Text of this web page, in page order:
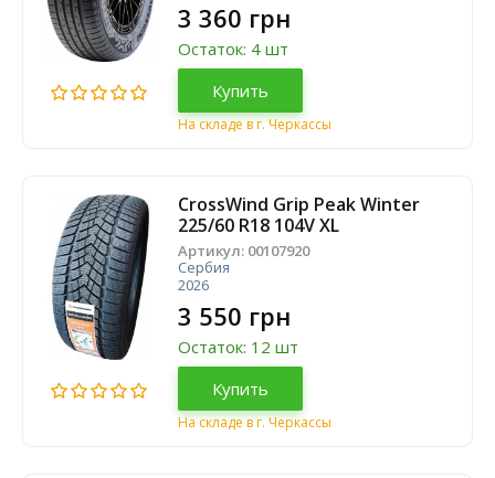
3 360 грн
Остаток: 4 шт
Купить
На складе в г. Черкассы
CrossWind Grip Peak Winter
225/60 R18 104V XL
Артикул: 00107920
Сербия
2026
3 550 грн
Остаток: 12 шт
Купить
На складе в г. Черкассы